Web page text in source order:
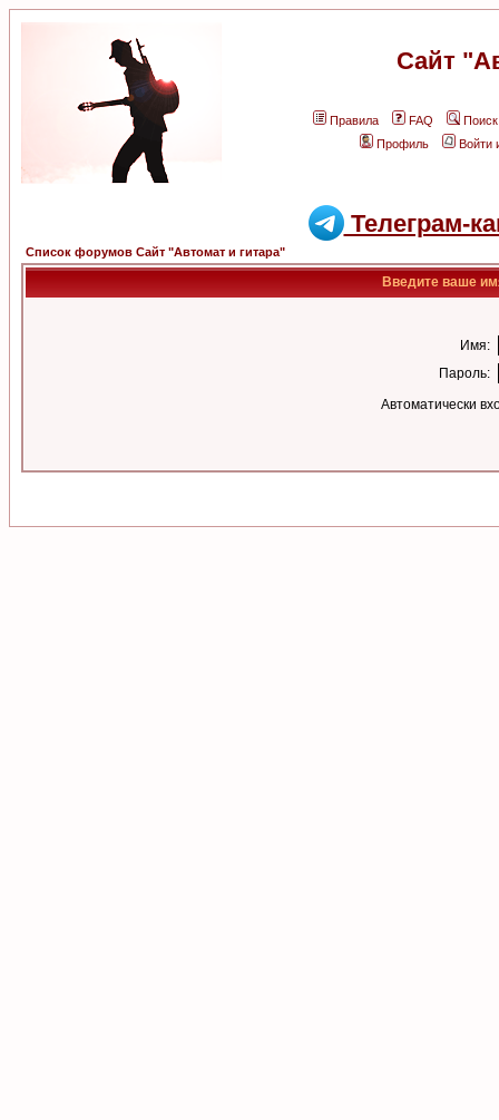
Сайт
Правила FAQ
Поиск
Профиль
Войти
Телеграм-
Список форумов Сайт "Автомат и гитара"
Введите ваше
Имя:
Пароль:
Автоматически